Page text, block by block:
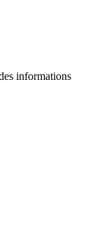
informations